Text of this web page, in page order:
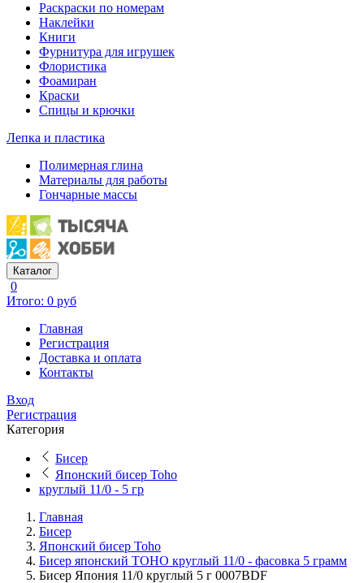
Раскраски по номерам
Наклейки
Книги
Фурнитура для игрушек
Флористика
Фоамиран
Краски
Спицы и крючки
Лепка и пластика
Полимерная глина
Материалы для работы
Гончарные массы
Каталог
0
Итого: 0 руб
Главная
Регистрация
Доставка и оплата
Контакты
Вход
Регистрация
Категория
Бисер
Японский бисер Toho
круглый 11/0 - 5 гр
Главная
Бисер
Японский бисер Toho
Бисер японский TOHO круглый 11/0 - фасовка 5 грамм
Бисер Япония 11/0 круглый 5 г 0007BDF